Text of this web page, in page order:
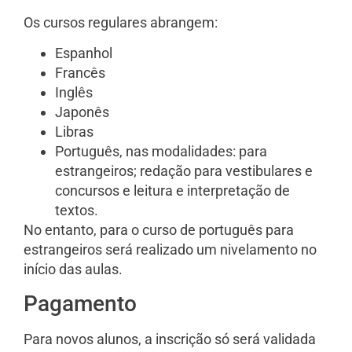
Os cursos regulares abrangem:
Espanhol
Francês
Inglês
Japonês
Libras
Português, nas modalidades: para
estrangeiros; redação para vestibulares e
concursos e leitura e interpretação de
textos.
No entanto, para o curso de português para
estrangeiros será realizado um nivelamento no
início das aulas.
Pagamento
Para novos alunos, a inscrição só será validada